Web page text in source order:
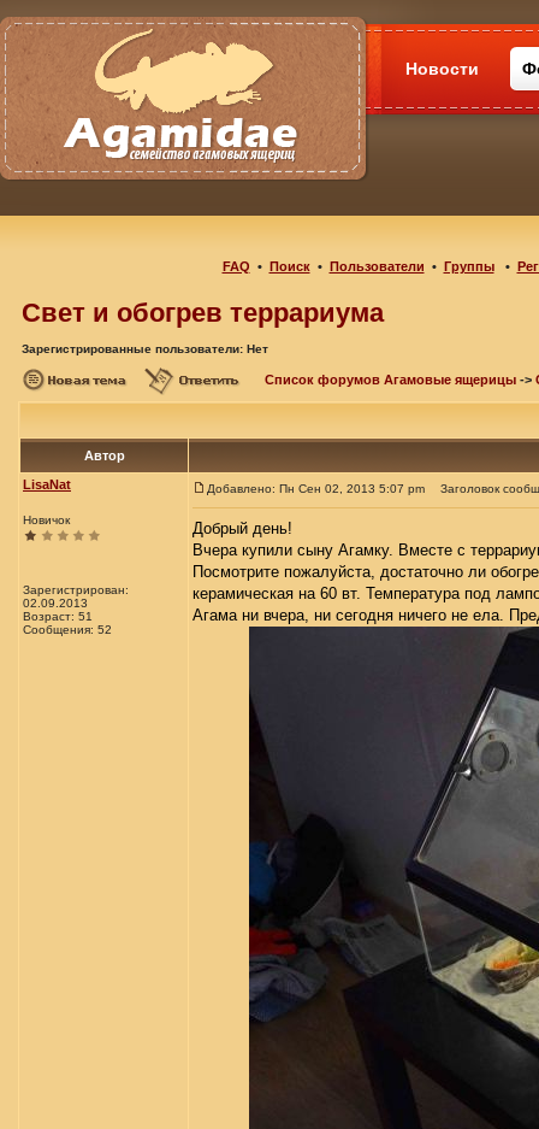
Новости
FAQ • Поиск• Пользователи • Группы•
Свет и обогрев террариума
Зарегистрированные пользователи: Нет
Список форумов Агамовые ящерицы ->
Автор
LisaNat
Новичок
Зарегистрирован:
02.09.2013
Возраст: 51
Сообщения: 52
Добавлено: Пн Сен 02, 2013 5:07 pm Заголовок
Добрый день!
Вчера купили сыну Агамку. Вместе с
Посмотрите пожалуйста, достаточно ли
керамическая на 60 вт. Температура под
Агама ни вчера, ни сегодня ничего не ела.